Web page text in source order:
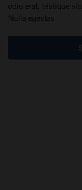
odio erat, tristique
Nulla egestas